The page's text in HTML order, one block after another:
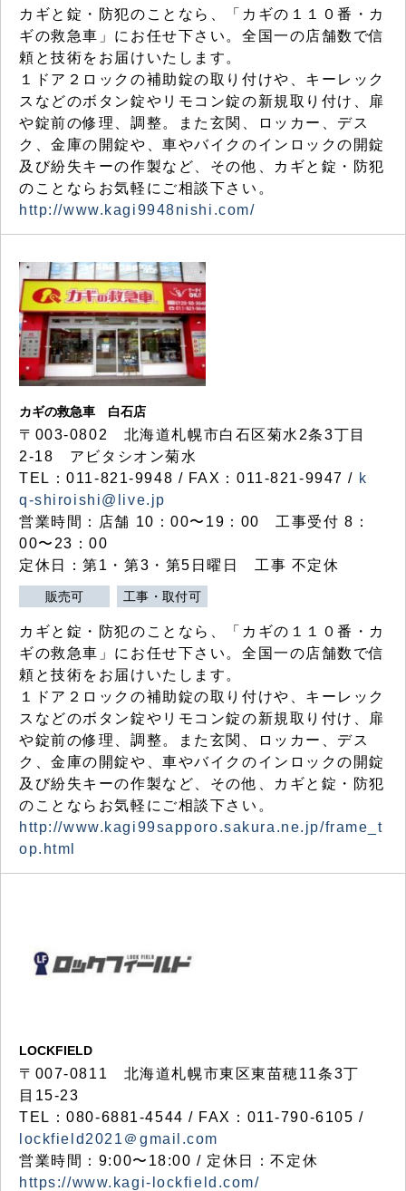
カギと錠・防犯のことなら、「カギの１１０番・カ
ギの救急車」にお任せ下さい。全国一の店舗数で信
頼と技術をお届けいたします。
１ドア２ロックの補助錠の取り付けや、キーレック
スなどのボタン錠やリモコン錠の新規取り付け、扉
や錠前の修理、調整。また玄関、ロッカー、デス
ク、金庫の開錠や、車やバイクのインロックの開錠
及び紛失キーの作製など、その他、カギと錠・防犯
のことならお気軽にご相談下さい。
http://www.kagi9948nishi.com/
カギの救急車 白石店
〒003-0802 北海道札幌市白石区菊水2条3丁目
2-18 アビタシオン菊水
TEL：011-821-9948 / FAX：011-821-9947 / k
q-shiroishi@live.jp
営業時間：店舗 10：00〜19：00 工事受付 8：
00〜23：00
定休日：第1・第3・第5日曜日 工事 不定休
販売可 工事・取付可
カギと錠・防犯のことなら、「カギの１１０番・カ
ギの救急車」にお任せ下さい。全国一の店舗数で信
頼と技術をお届けいたします。
１ドア２ロックの補助錠の取り付けや、キーレック
スなどのボタン錠やリモコン錠の新規取り付け、扉
や錠前の修理、調整。また玄関、ロッカー、デス
ク、金庫の開錠や、車やバイクのインロックの開錠
及び紛失キーの作製など、その他、カギと錠・防犯
のことならお気軽にご相談下さい。
http://www.kagi99sapporo.sakura.ne.jp/frame_t
op.html
LOCKFIELD
〒007-0811 北海道札幌市東区東苗穂11条3丁
目15-23
TEL：080-6881-4544 / FAX：011-790-6105 /
lockfield2021＠gmail.com
営業時間：9:00〜18:00 / 定休日：不定休
https://www.kagi-lockfield.com/